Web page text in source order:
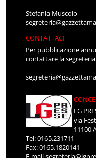
Stefania Muscolo
CONTATTACI
Per pubblicazione
contattare la
LG
via
11100
Tel: 0165.231711
Fax: 0165.1820141